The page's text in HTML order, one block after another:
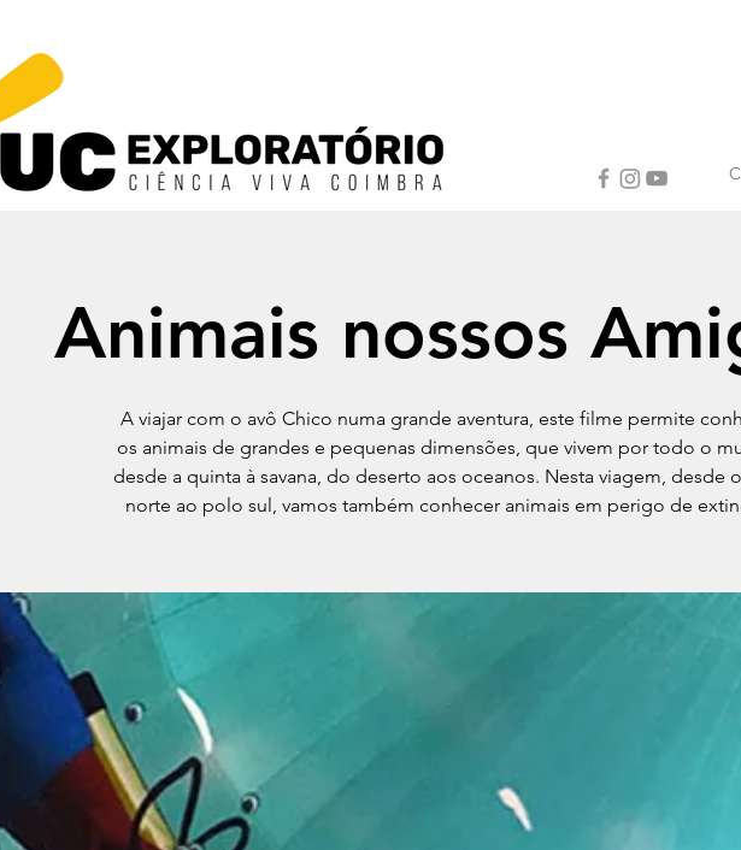
Animais nossos
A viajar com o avô Chico numa grande aventura, este filme permite
os animais de grandes e pequenas dimensões, que vivem por todo o
desde a quinta à savana, do deserto aos oceanos. Nesta viagem, desde
norte ao polo sul, vamos também conhecer animais em perigo de